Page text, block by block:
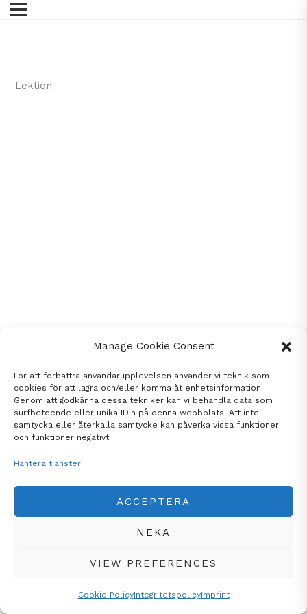
Manage Cookie Consent
För att förbättra användarupplevelsen använder vi teknik som
cookies för att lagra och/eller komma åt enhetsinformation.
Genom att godkänna dessa tekniker kan vi behandla data som
surfbeteende eller unika ID:n på denna webbplats. Att inte
samtycka eller återkalla samtycke kan påverka vissa funktioner
och funktioner negativt.
Hantera tjänster
ACCEPTERA
NEKA
VIEW PREFERENCES
Cookie PolicyIntegritetspolicyImprint
Lektion